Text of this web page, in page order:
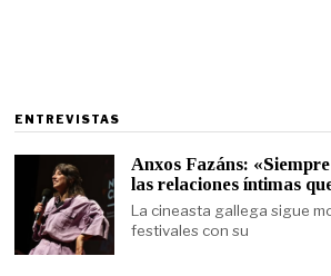
ENTREVISTAS
Anxos Fazáns:
las relaciones íntimas
La cineasta gallega sigue
festivales con su